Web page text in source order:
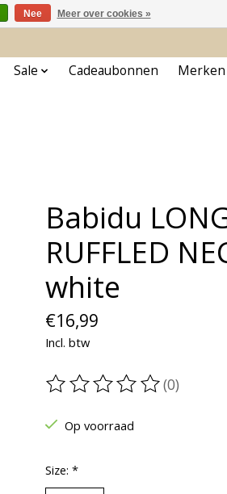
Sale Cadeaubonnen Merken
Babidu
RUFFLED
white
€16,99
Incl. btw
De beoordeling van dit
(0)
Op voorraad
Size: *
Nee Meer over cookies »